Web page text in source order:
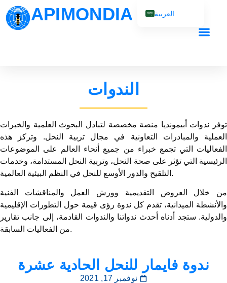
APIMONDIA
الندوات
توفر ندوات أبيمونديا منصة مخصصة لتبادل البحوث العلمية والخبرات
العملية والمبادرات التعاونية في مجال تربية النحل. وتركز هذه
الفعاليات التي تجمع خبراء من جميع أنحاء العالم على الموضوعات
الرئيسية التي تؤثر على صحة النحل، وتربية النحل المستدامة، وخدمات
التلقيح والدور الأوسع للنحل في النظم البيئية العالمية.
من خلال العروض التقديمية وورش العمل والمناقشات الفنية
والأنشطة الميدانية، تقدم كل ندوة رؤى قيمة حول التطورات الإقليمية
والدولية. ستجد أدناه أحدث ندواتنا والندوات القادمة، إلى جانب تقارير
من الفعاليات السابقة.
ندوة فايمار للنحل الحادية عشرة
نوفمبر 17, 2021
العربية